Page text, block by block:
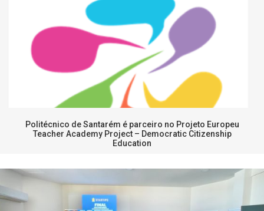
Politécnico de Santarém é parceiro no Projeto Europeu
Teacher Academy Project – Democratic Citizenship
Education